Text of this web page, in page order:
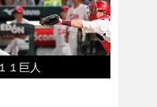
１巨人